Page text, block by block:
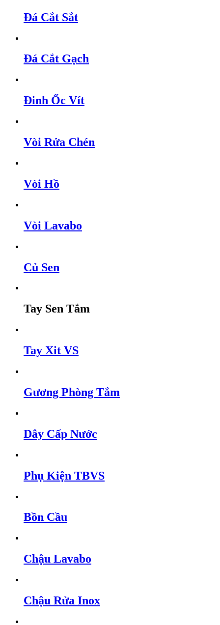
Đá Cắt Sắt
Đá Cắt Gạch
Đinh Ốc Vít
Vòi Rửa Chén
Vòi Hồ
Vòi Lavabo
Củ Sen
Tay Sen Tắm
Tay Xit VS
Gương Phòng Tắm
Dây Cấp Nước
Phụ Kiện TBVS
Bồn Cầu
Chậu Lavabo
Chậu Rửa Inox